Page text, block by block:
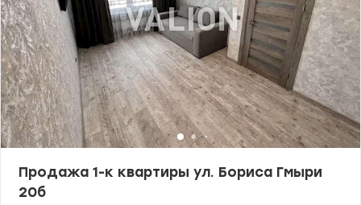
Продажа 1-к квартиры ул. Бориса Гмыри
20б